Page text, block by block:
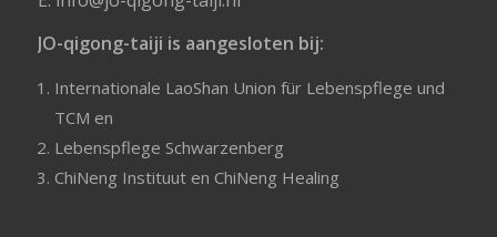
JO-qigong-taiji is aangesloten bij:
Internationale LaoShan Union für Lebenspflege und
TCM en
Lebenspflege Schwarzenberg
ChiNeng Instituuten ChiNeng Healing